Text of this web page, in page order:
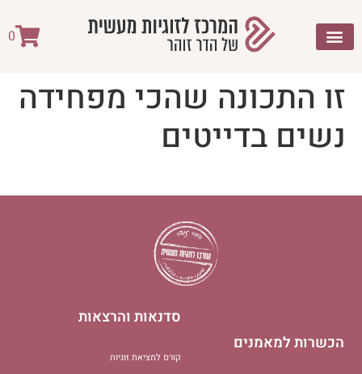
0
זו התכונה שהכי מפחידה
נשים בדייטים
הכשרות למאמנים
סדנאות והרצאות
קורס למציאת זוגיות